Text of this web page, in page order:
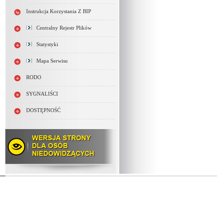
Instrukcja Korzystania Z BIP
Centralny Rejestr Plików
Statystyki
Mapa Serwisu
RODO
SYGNALIŚCI
DOSTĘPNOŚĆ